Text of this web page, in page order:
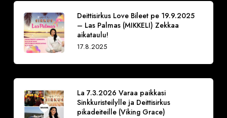
Deittisirkus Love Bileet pe 19.9.2025
– Las Palmas (MIKKELI) Zekkaa
aikataulu!
17.8.2025
La 7.3.2026 Varaa paikkasi
Sinkkuristeilylle ja Deittisirkus
pikadeiteille (Viking Grace)